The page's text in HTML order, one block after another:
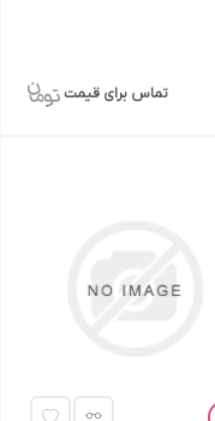
تماس برای قیمت